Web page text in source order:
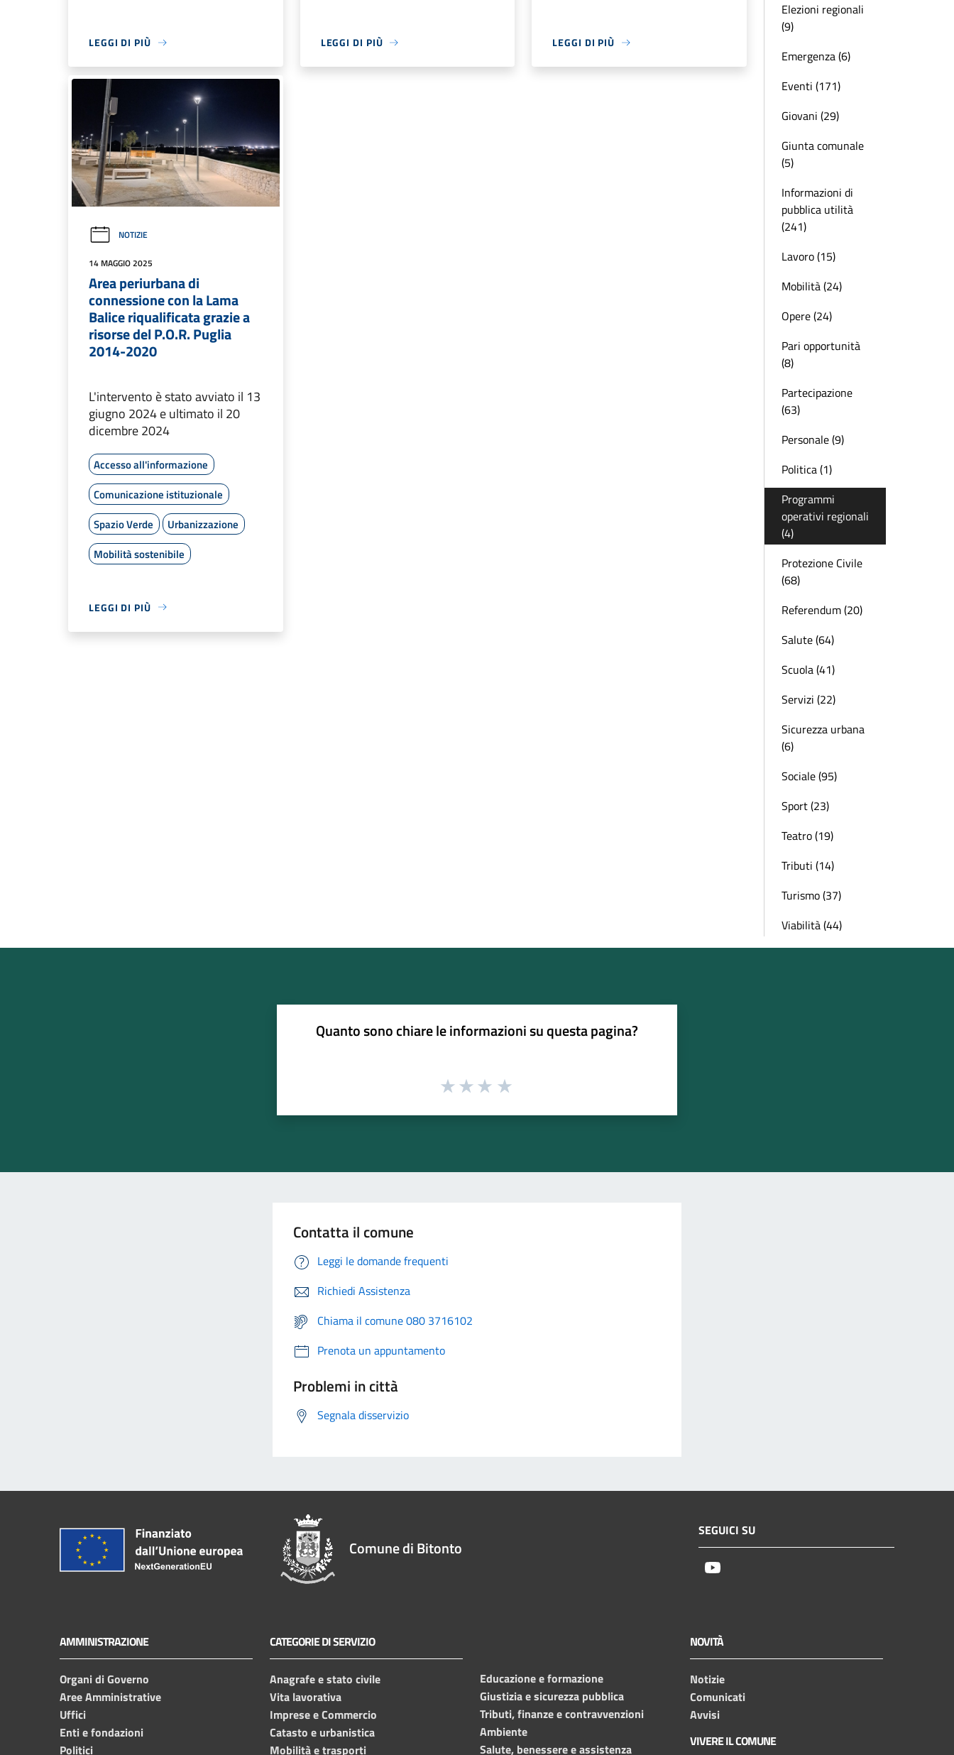
LEGGI DI PIÙ LEGGI DI PIÙ LEGGI DI PIÙ
NOTIZIE
14 MAGGIO 2025
Area periurbana di
connessione con la Lama
Balice riqualificata grazie a
risorse del P.O.R. Puglia
2014-2020
L'intervento è stato avviato il 13
giugno 2024 e ultimato il 20
dicembre 2024
Accesso all'informazione
Comunicazione istituzionale
Spazio Verde
Urbanizzazione
Mobilità sostenibile
LEGGI DI PIÙ
Elezioni regionali
(9)
Emergenza (6)
Eventi (171)
Giovani (29)
Giunta comunale
(5)
Informazioni di
pubblica utilità
(241)
Lavoro (15)
Mobilità (24)
Opere (24)
Pari opportunità
(8)
Partecipazione
(63)
Personale (9)
Politica (1)
Programmi
operativi regionali
(4)
Protezione Civile
(68)
Referendum (20)
Salute (64)
Scuola (41)
Servizi (22)
Sicurezza urbana
(6)
Sociale (95)
Sport (23)
Teatro (19)
Tributi (14)
Turismo (37)
Viabilità (44)
Quanto sono chiare le informazioni su questa pagina?
Contatta il comune
Leggi le domande frequenti
Richiedi Assistenza
Chiama il comune 080 3716102
Prenota un appuntamento
Problemi in città
Segnala disservizio
Comune di Bitonto
SEGUICI SU
AMMINISTRAZIONE
Organi di Governo
Aree Amministrative
Uffici
Enti e fondazioni
Politici
CATEGORIE DI SERVIZIO
Anagrafe e stato civile
Vita lavorativa
Imprese e Commercio
Catasto e urbanistica
Mobilità e trasporti
Educazione e formazione
Giustizia e sicurezza pubblica
Tributi, finanze e contravvenzioni
Ambiente
Salute, benessere e assistenza
NOVITÀ
Notizie
Comunicati
Avvisi
VIVERE IL COMUNE